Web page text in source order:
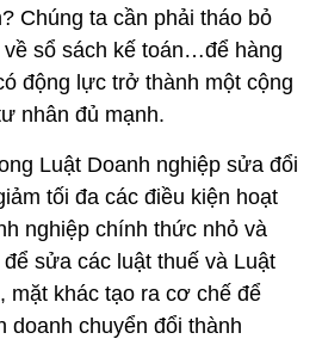
Chúng ta cần phải tháo bỏ
sổ sách kế toán…để hàng
động lực trở thành một cộng
nhân đủ mạnh.
Luật Doanh nghiệp sửa đổi
tối đa các điều kiện hoạt
nghiệp chính thức nhỏ và
sửa các luật thuế và Luật
mặt khác tạo ra cơ chế để
doanh chuyển đổi thành